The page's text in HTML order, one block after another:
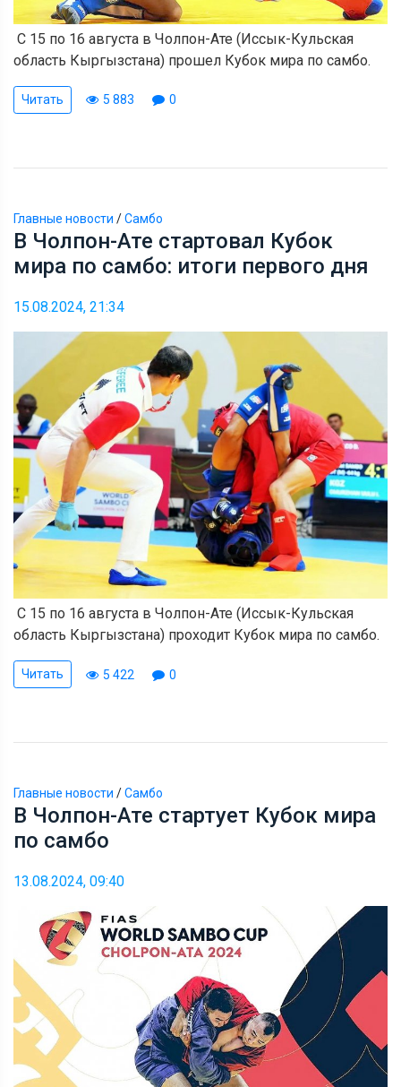
С 15 по 16 августа в Чолпон-Ате (Иссык-Кульская
область Кыргызстана) прошел Кубок мира по самбо.
Читать 5 883 0
Главные новости /Самбо
В Чолпон-Ате стартовал Кубок
мира по самбо: итоги первого дня
15.08.2024, 21:34
С 15 по 16 августа в Чолпон-Ате (Иссык-Кульская
область Кыргызстана) проходит Кубок мира по самбо.
Читать 5 422 0
Главные новости /Самбо
В Чолпон-Ате стартует Кубок мира
по самбо
13.08.2024, 09:40